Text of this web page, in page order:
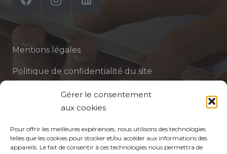
Gérer le consentement
aux cookies
Pour offrir les meilleures expériences, nous utilisons des technologies
telles que les cookies pour stocker et/ou accéder aux informations des
appareils. Le fait de consentir à ces technologies nous permettra de
Mentions légales
Politique de confidentialité du site
Politique de protection des données de la CPTS